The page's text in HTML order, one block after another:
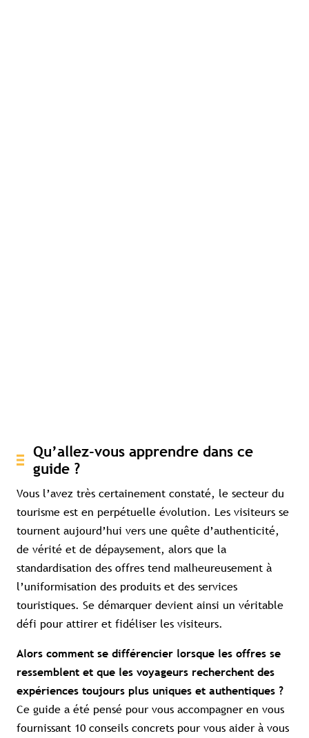
Qu’allez-vous apprendre dans ce
guide ?
Vous l’avez très certainement constaté, le secteur du
tourisme est en perpétuelle évolution. Les visiteurs se
tournent aujourd’hui vers une quête d’authenticité,
de vérité et de dépaysement, alors que la
standardisation des offres tend malheureusement à
l’uniformisation des produits et des services
touristiques. Se démarquer devient ainsi un véritable
défi pour attirer et fidéliser les visiteurs.
Alors comment se différencier lorsque les offres se
ressemblent et que les voyageurs recherchent des
expériences toujours plus uniques et authentiques ?
Ce guide a été pensé pour vous accompagner en vous
fournissant 10 conseils concrets pour vous aider à vous